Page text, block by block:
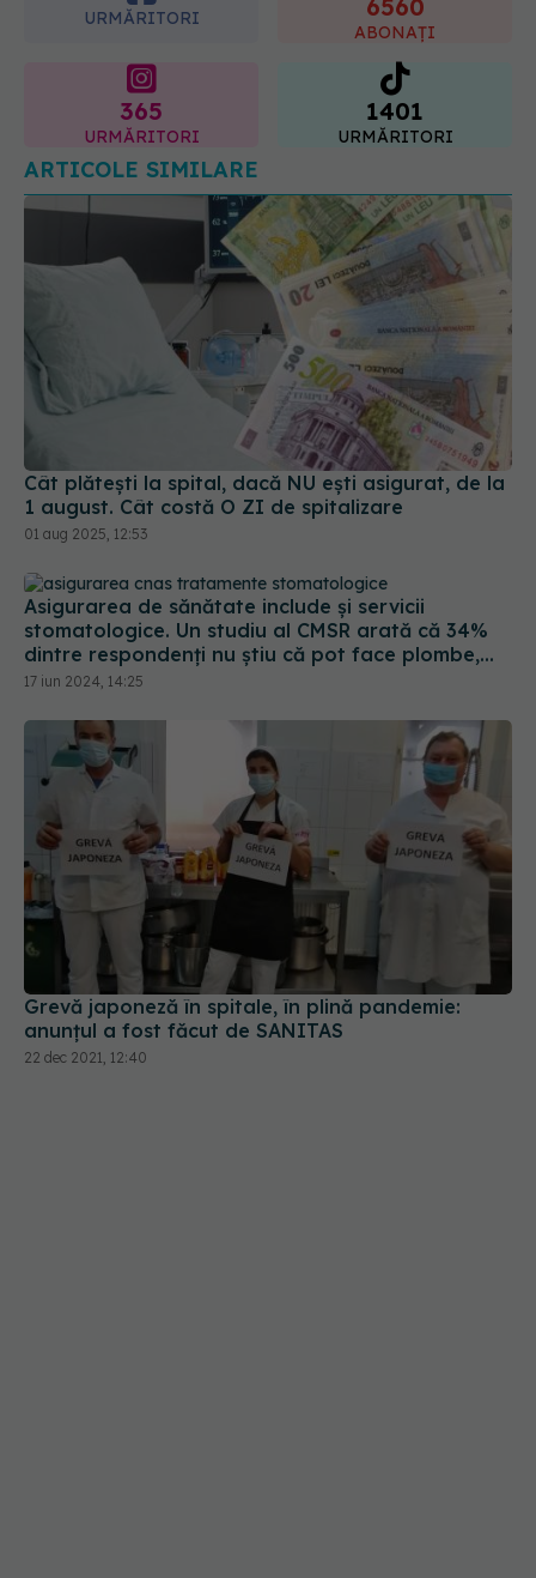
URMĂRITORI
1401
URMĂRITORI
ARTICOLE SIMILARE
Cât plătești la spital, dacă NU ești asigurat, de la
1 august. Cât costă O ZI de spitalizare
01 aug 2025, 12:53
Asigurarea de sănătate include și servicii
stomatologice. Un studiu al CMSR arată că 34%
dintre respondenți nu știu că pot face plombe,
extracții, detartraj sau tratamente gratuite
17 iun 2024, 14:25
Grevă japoneză în spitale, în plină pandemie:
anunțul a fost făcut de SANITAS
22 dec 2021, 12:40